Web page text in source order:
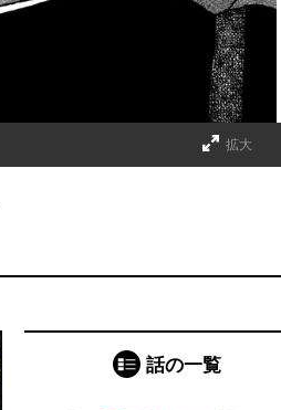
拡大
話の一覧